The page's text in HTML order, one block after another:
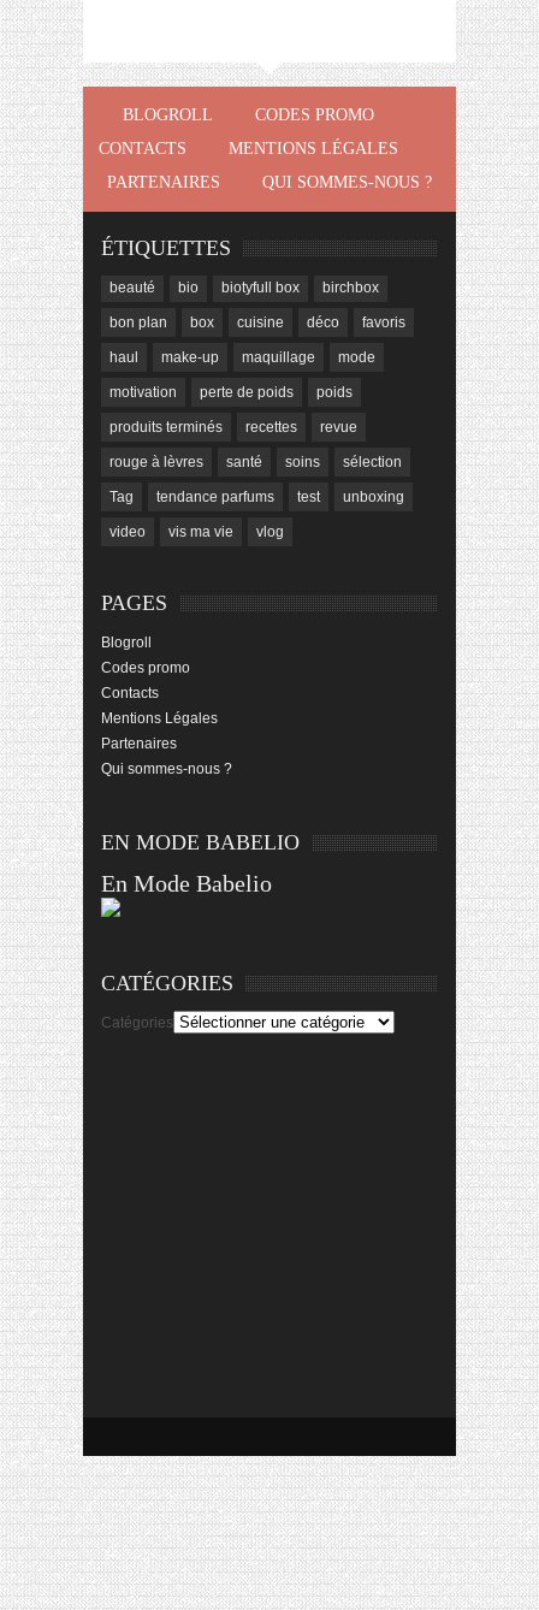
BLOGROLL
CODES PROMO
CONTACTS
MENTIONS LÉGALES
PARTENAIRES
QUI SOMMES-NOUS ?
ÉTIQUETTES
beauté bio biotyfull box birchbox
bon plan box cuisine déco favoris
haul make-up maquillage mode
motivation perte de poids poids
produits terminés recettes revue
rouge à lèvres santé soins sélection
Tag tendance parfums test unboxing
video vis ma vie vlog
PAGES
Blogroll
Codes promo
Contacts
Mentions Légales
Partenaires
Qui sommes-nous ?
EN MODE BABELIO
En Mode Babelio
CATÉGORIES
Catégories